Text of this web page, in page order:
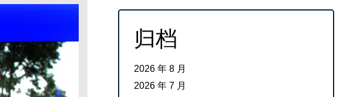
归档
2026 年 8 月
2026 年 7 月